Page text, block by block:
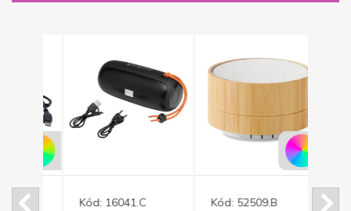
Kód:16041.C
Kód:52509.B
Kód: